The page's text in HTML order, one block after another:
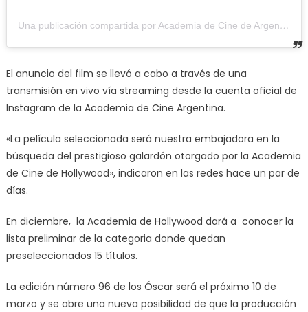
Una publicación compartida por Academia de Cine de Argentina (@academiadecineargentina)
El anuncio del film se llevó a cabo a través de una
transmisión en vivo vía streaming desde la cuenta oficial de
Instagram de la Academia de Cine Argentina.
«La película seleccionada será nuestra embajadora en la
búsqueda del prestigioso galardón otorgado por la Academia
de Cine de Hollywood», indicaron en las redes hace un par de
días.
En diciembre, la Academia de Hollywood dará a conocer la
lista preliminar de la categoria donde quedan
preseleccionados 15 títulos.
La edición número 96 de los Óscar será el próximo 10 de
marzo y se abre una nueva posibilidad de que la producción